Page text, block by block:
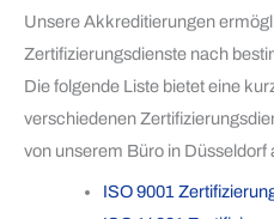
Unsere Akkreditierungen
Zertifizierungsdienste nach
Die folgende Liste bietet eine
verschiedenen
von unserem Büro in Düsseldorf
ISO 9001